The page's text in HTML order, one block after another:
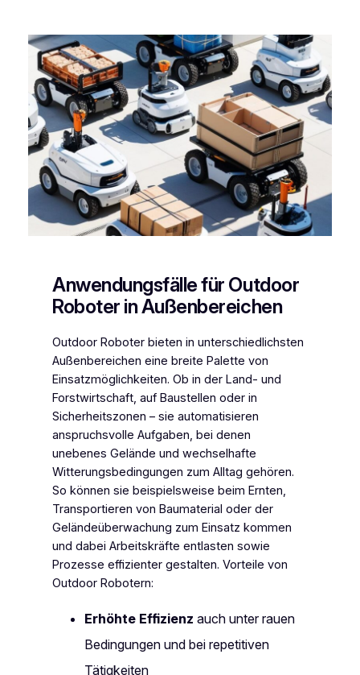
Anwendungsfälle für Outdoor
Roboter in Außenbereichen
Outdoor Roboter bieten in unterschiedlichsten
Außenbereichen eine breite Palette von
Einsatzmöglichkeiten. Ob in der Land- und
Forstwirtschaft, auf Baustellen oder in
Sicherheitszonen – sie automatisieren
anspruchsvolle Aufgaben, bei denen
unebenes Gelände und wechselhafte
Witterungsbedingungen zum Alltag gehören.
So können sie beispielsweise beim Ernten,
Transportieren von Baumaterial oder der
Geländeüberwachung zum Einsatz kommen
und dabei Arbeitskräfte entlasten sowie
Prozesse effizienter gestalten. Vorteile von
Outdoor Robotern:
Erhöhte Effizienz auch unter rauen
Bedingungen und bei repetitiven
Tätigkeiten